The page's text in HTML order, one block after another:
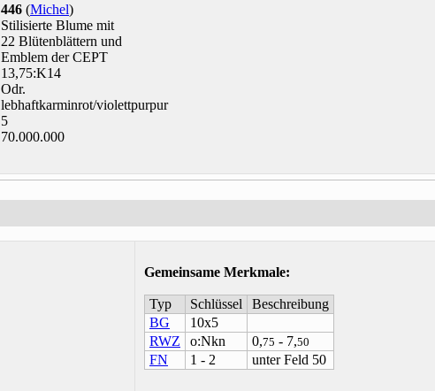
446 (Michel)
Stilisierte Blume mit
22 Blütenblättern und
Emblem der CEPT
13,75:K14
Odr.
lebhaftkarminrot/violettpurpur
5
70.000.000
Gemeinsame Merkmale:
Typ Schlüssel
Beschreibung
BG
10x5
RWZ
o:Nkn 0,75 - 7,50
FN 1 - 2 unter Feld 50